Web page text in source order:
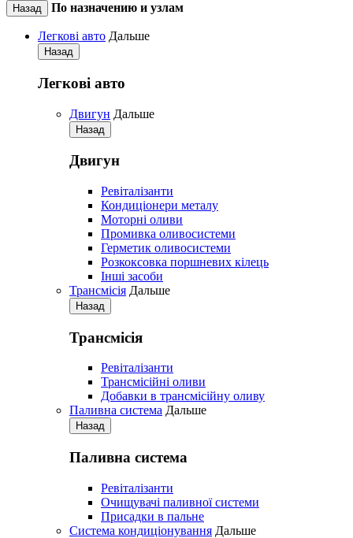
Назад По назначению и узлам
Легкові авто Дальше
Назад
Легкові авто
Двигун Дальше
Назад
Двигун
Ревіталізанти
Кондиціонери металу
Моторні оливи
Промивка оливосистеми
Герметик оливосистеми
Розкоксовка поршневих кілець
Iнші засоби
Трансмісія Дальше
Назад
Трансмісія
Ревіталізанти
Трансмісійні оливи
Добавки в трансмісійну оливу
Паливна система Дальше
Назад
Паливна система
Ревіталізанти
Очищувачі паливної системи
Присадки в пальне
Система кондиціонування Дальше